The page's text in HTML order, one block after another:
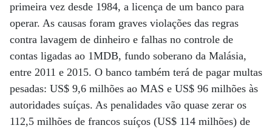
primeira vez desde 1984, a licença de um banco para
operar. As causas foram graves violações das regras
contra lavagem de dinheiro e falhas no controle de
contas ligadas ao 1MDB, fundo soberano da Malásia,
entre 2011 e 2015. O banco também terá de pagar multas
pesadas: US$ 9,6 milhões ao MAS e US$ 96 milhões às
autoridades suíças. As penalidades vão quase zerar os
112,5 milhões de francos suíços (US$ 114 milhões) de